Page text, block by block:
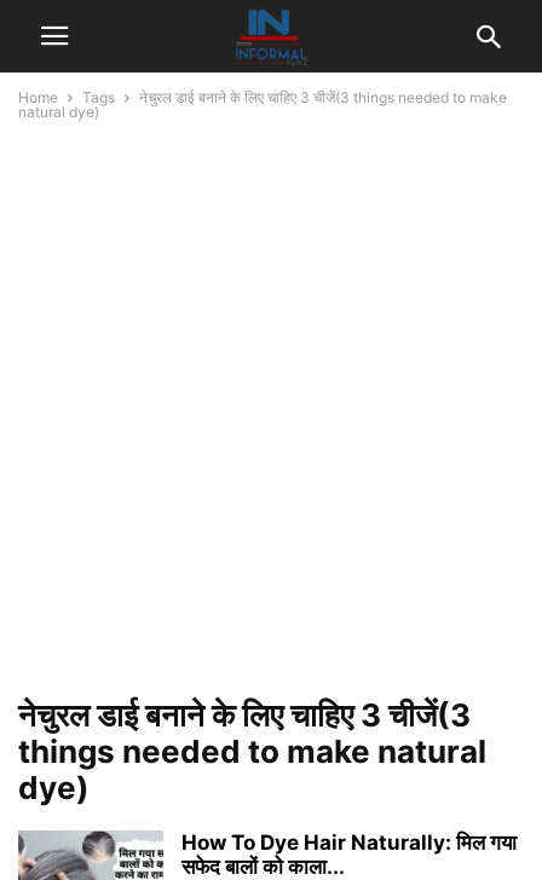
Home Tags
नेचुरल डाई बनाने के लिए चाहिए 3 चीजें(3 things needed to make
natural dye)
नेचुरल डाई बनाने के लिए चाहिए 3 चीजें(3
things needed to make natural
dye)
How To Dye Hair Naturally: मिल गया
सफेद बालों को काला...